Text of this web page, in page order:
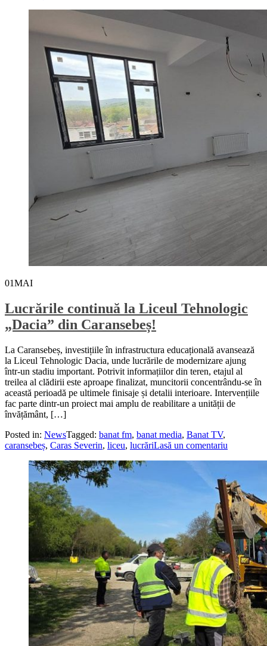
01MAI
Lucrările continuă la Liceul Tehnologic
„Dacia” din Caransebeș!
La Caransebeș, investițiile în infrastructura educațională avansează
la Liceul Tehnologic Dacia, unde lucrările de modernizare ajung
într-un stadiu important. Potrivit informațiilor din teren, etajul al
treilea al clădirii este aproape finalizat, muncitorii concentrându-se în
această perioadă pe ultimele finisaje și detalii interioare. Intervențiile
fac parte dintr-un proiect mai amplu de reabilitare a unității de
învățământ, […]
Posted in: NewsTagged: banat fm, banat media, Banat TV,
caransebeș, Caras Severin, liceu, lucrăriLasă un comentariu